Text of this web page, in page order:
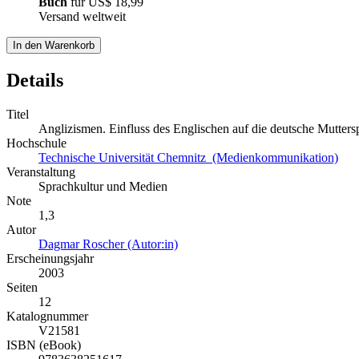
Versand weltweit
In den Warenkorb
Details
Titel
Anglizismen. Einfluss des Englischen auf die deutsche
Hochschule
Technische Universität Chemnitz (Medienkommunikation)
Veranstaltung
Sprachkultur und Medien
Note
1,3
Autor
Dagmar Roscher (Autor:in)
Erscheinungsjahr
2003
Seiten
12
Katalognummer
V21581
ISBN (eBook)